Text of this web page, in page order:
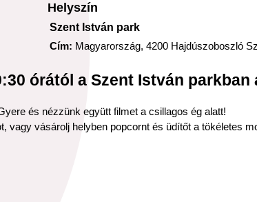
Helyszín
Szent István park
Cím: Magyarország, 4200 Hajdúszoboszló
órától a Szent István
és nézzünk együtt filmet a csillagos ég alatt!
vagy vásárolj helyben popcornt és üdítőt a tökéletes